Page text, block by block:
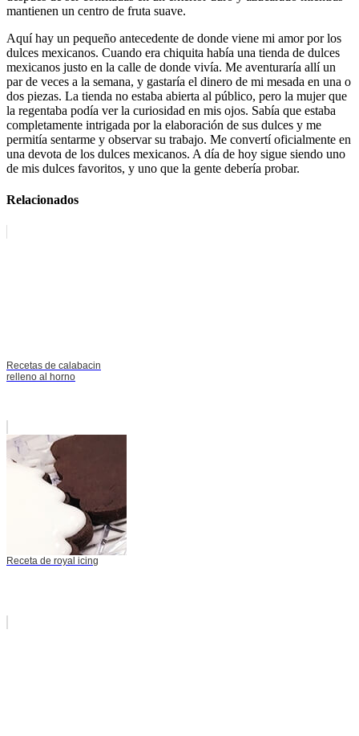
mantienen un centro de fruta suave.
Aquí hay un pequeño antecedente de donde viene mi amor por los
dulces mexicanos. Cuando era chiquita había una tienda de dulces
mexicanos justo en la calle de donde vivía. Me aventuraría allí un
par de veces a la semana, y gastaría el dinero de mi mesada en una o
dos piezas. La tienda no estaba abierta al público, pero la mujer que
la regentaba podía ver la curiosidad en mis ojos. Sabía que estaba
completamente intrigada por la elaboración de sus dulces y me
permitía sentarme y observar su trabajo. Me convertí oficialmente en
una devota de los dulces mexicanos. A día de hoy sigue siendo uno
de mis dulces favoritos, y uno que la gente debería probar.
Relacionados
Recetas de calabacin
relleno al horno
Receta de royal icing